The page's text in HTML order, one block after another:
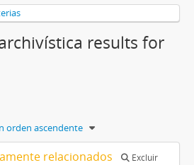
results for
orden ascendente
relacionados
Excluir